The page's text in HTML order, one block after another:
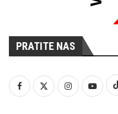
PRATITE NAS